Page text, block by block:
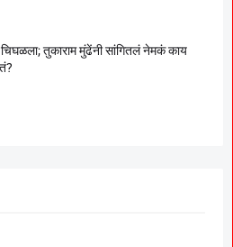
चिघळला; तुकाराम मुंढेंनी सांगितलं नेमकं काय